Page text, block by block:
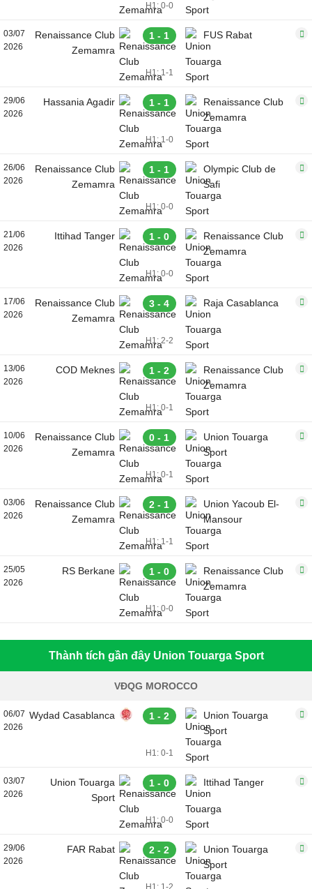
H1: 0-0
03/07
2026
Renaissance Club
Zemamra
1 - 1 FUS Rabat
H1: 1-1
29/06
2026
Hassania Agadir 1 - 1
Renaissance Club
Zemamra
H1: 1-0
26/06
2026
Renaissance Club
Zemamra
1 - 1
Olympic Club de
Safi
H1: 0-0
21/06
2026
Ittihad Tanger 1 - 0
Renaissance Club
Zemamra
H1: 0-0
17/06
2026
Renaissance Club
Zemamra
3 - 4 Raja Casablanca
H1: 2-2
13/06
2026
COD Meknes 1 - 2
Renaissance Club
Zemamra
H1: 0-1
10/06
2026
Renaissance Club
Zemamra
0 - 1
Union Touarga
Sport
H1: 0-1
03/06
2026
Renaissance Club
Zemamra
2 - 1
Union Yacoub El-
Mansour
H1: 1-1
25/05
2026
RS Berkane 1 - 0
Renaissance Club
Zemamra
H1: 0-0
Thành tích gần đây Union Touarga Sport
VĐQG MOROCCO
06/07
2026
Wydad Casablanca 1 - 2
Union Touarga
Sport
H1: 0-1
03/07
2026
Union Touarga
Sport
1 - 0 Ittihad Tanger
H1: 0-0
29/06
2026
FAR Rabat 2 - 2
Union Touarga
Sport
H1: 1-2